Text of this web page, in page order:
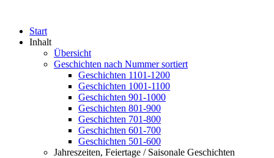
Start
Inhalt
Übersicht
Geschichten nach Nummer sortiert
Geschichten 1101-1200
Geschichten 1001-1100
Geschichten 901-1000
Geschichten 801-900
Geschichten 701-800
Geschichten 601-700
Geschichten 501-600
Jahreszeiten, Feiertage / Saisonale Geschichten